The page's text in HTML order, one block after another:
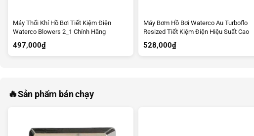
Máy Thổi Khí Hồ Bơi Tiết Kiệm Điện
Waterco Blowers 2_1 Chính Hãng
497,000₫
Máy Bơm Hồ Bơi Waterco Au Turboflo
Resized Tiết Kiệm Điện Hiệu Suất Cao
528,000₫
🔥Sản phẩm bán chạy